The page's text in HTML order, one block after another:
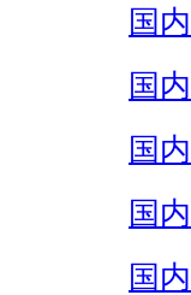
国
国
国
国
国